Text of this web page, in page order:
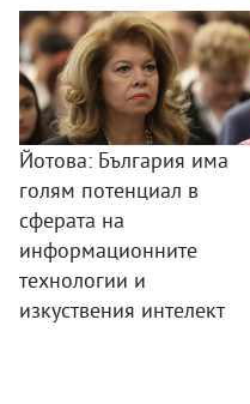
Йотова: България има
голям потенциал в
сферата на
информационните
технологии и
изкуствения интелект